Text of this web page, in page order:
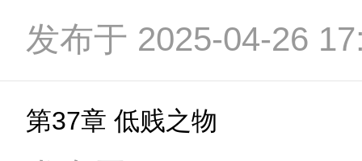
发布于 2025-04-26
第37章 低贱之物